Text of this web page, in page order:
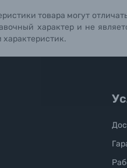
(Комиссионные
товара могут
характер и не